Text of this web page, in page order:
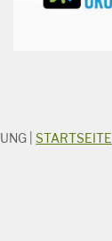
|STARTSEITE